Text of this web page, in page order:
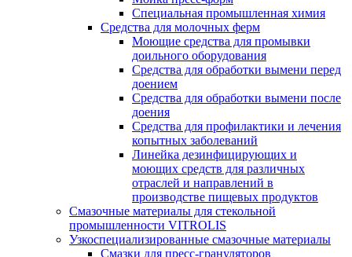
Специальная промышленная химия
Средства для молочных ферм
Моющие средства для промывки
доильного оборудования
Средства для обработки вымени перед
доением
Средства для обработки вымени после
доения
Средства для профилактики и лечения
копытных заболеваний
Линейка дезинфицирующих и
моющих средств для различных
отраслей и направлений в
производстве пищевых продуктов
Смазочные материалы для стекольной
промышленности VITROLIS
Узкоспециализированные смазочные материалы
Смазки для пресс-грануляторов